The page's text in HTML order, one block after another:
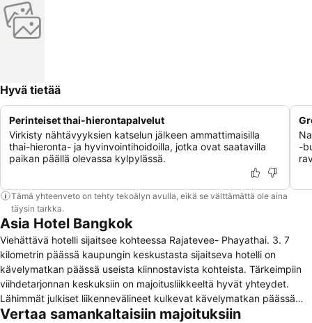
Hyvä tietää
Perinteiset thai-hierontapalvelut
Virkisty nähtävyyksien katselun jälkeen ammattimaisilla
thai-hieronta- ja hyvinvointihoidoilla, jotka ovat saatavilla
paikan päällä olevassa kylpylässä.
-
Tämä yhteenveto on tehty tekoälyn avulla, eikä se välttämättä ole aina
täysin tarkka.
Asia Hotel Bangkok
Viehättävä hotelli sijaitsee kohteessa Rajatevee- Phayathai. 3. 7
kilometrin päässä kaupungin keskustasta sijaitseva hotelli on
kävelymatkan päässä useista kiinnostavista kohteista. Tärkeimpiin
viihdetarjonnan keskuksiin on majoitusliikkeeltä hyvät yhteydet.
Lähimmät julkiset liikennevälineet kulkevat kävelymatkan päässä
majoitusliikkeeltä. Vierailla on lentoasemalle noin 27. 0 kilometrin
Vertaa samankaltaisiin majoituksiin